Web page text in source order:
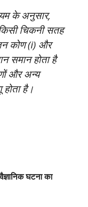
के अनुसार,
चिकनी सतह
कोण (i) और
समान होता है
और अन्य
होता है।
घटना का